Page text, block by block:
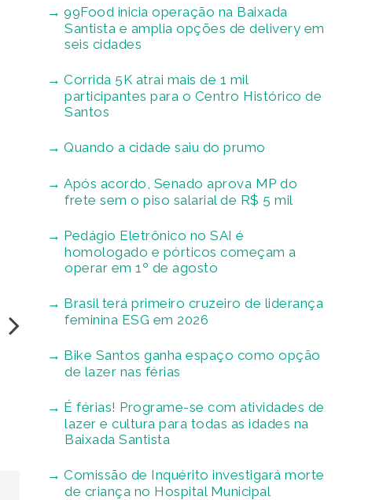
99Food inicia operação na Baixada
Santista e amplia opções de delivery em
seis cidades
Corrida 5K atrai mais de 1 mil
participantes para o Centro Histórico de
Santos
Quando a cidade saiu do prumo
Após acordo, Senado aprova MP do
frete sem o piso salarial de R$ 5 mil
Pedágio Eletrônico no SAI é
homologado e pórticos começam a
operar em 1º de agosto
Brasil terá primeiro cruzeiro de liderança
feminina ESG em 2026
Bike Santos ganha espaço como opção
de lazer nas férias
É férias! Programe-se com atividades de
lazer e cultura para todas as idades na
Baixada Santista
Comissão de Inquérito investigará morte
de criança no Hospital Municipal